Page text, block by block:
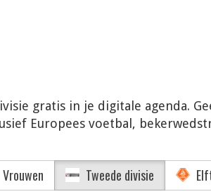
gratis in je digitale agenda.
Europees voetbal,
Vrouwen Tweede divisie